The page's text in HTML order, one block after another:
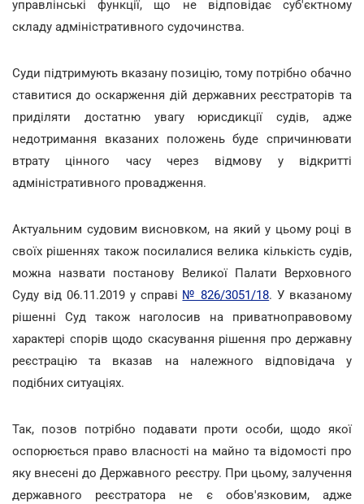
управлінські функції, що не відповідає суб'єктному
складу адміністративного судочинства.
Суди підтримують вказану позицію, тому потрібно обачно
ставитися до оскарження дій державних реєстраторів та
приділяти достатню увагу юрисдикції судів, адже
недотримання вказаних положень буде спричинювати
втрату цінного часу через відмову у відкритті
адміністративного провадження.
Актуальним судовим висновком, на який у цьому році в
своїх рішеннях також посилалися велика кількість судів,
можна назвати постанову Великої Палати Верховного
Суду від 06.11.2019 у справі № 826/3051/18. У вказаному
рішенні Суд також наголосив на приватноправовому
характері спорів щодо скасування рішення про державну
реєстрацію та вказав на належного відповідача у
подібних ситуаціях.
Так, позов потрібно подавати проти особи, щодо якої
оспорюється право власності на майно та відомості про
яку внесені до Державного реєстру. При цьому, залучення
державного реєстратора не є обов'язковим, адже